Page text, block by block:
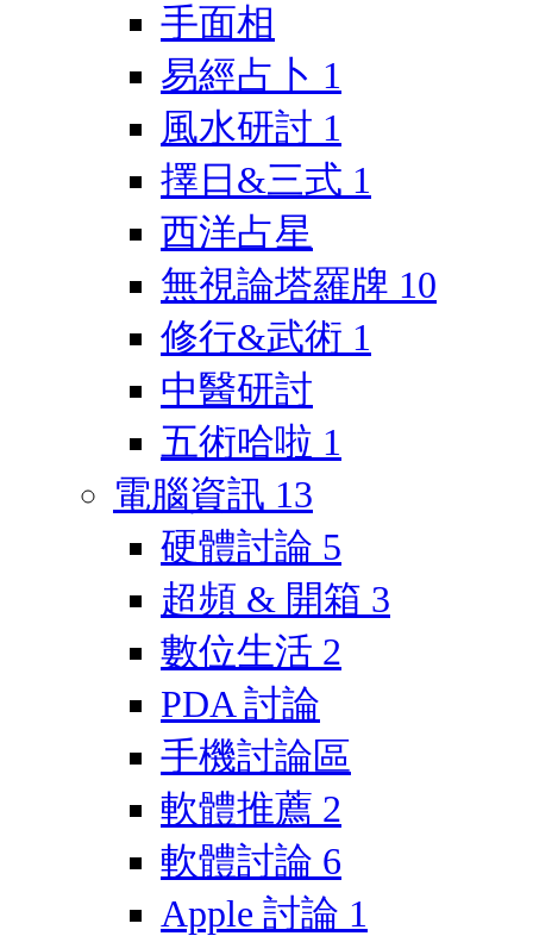
手面相
易經占卜 1
風水研討 1
擇日&三式 1
西洋占星
無視論塔羅牌 10
修行&武術 1
中醫研討
五術哈啦 1
電腦資訊 13
硬體討論 5
超頻 & 開箱 3
數位生活 2
PDA 討論
手機討論區
軟體推薦 2
軟體討論 6
Apple 討論 1